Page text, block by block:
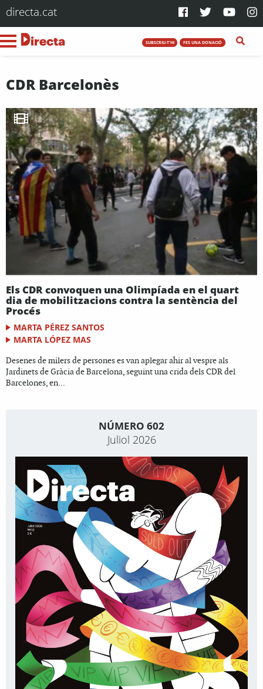
directa.cat
SUBSCRIU-T'HI FES UNA DONACIÓ
CDR Barcelonès
Els CDR convoquen una Olimpíada en el quart
dia de mobilitzacions contra la sentència del
Procés
MARTA PÉREZ SANTOS
MARTA LÓPEZ MAS
Desenes de milers de persones es van aplegar ahir al vespre als
Jardinets de Gràcia de Barcelona, seguint una crida dels CDR del
Barcelones, en...
NÚMERO 602
Juliol 2026